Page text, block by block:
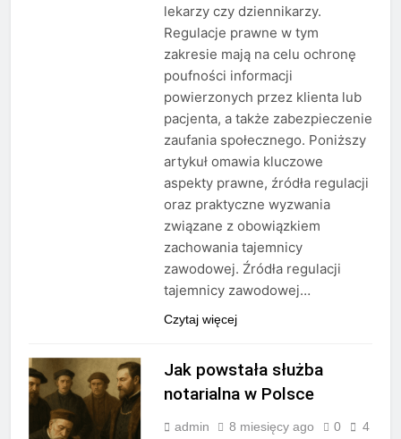
lekarzy czy dziennikarzy.
Regulacje prawne w tym
zakresie mają na celu ochronę
poufności informacji
powierzonych przez klienta lub
pacjenta, a także zabezpieczenie
zaufania społecznego. Poniższy
artykuł omawia kluczowe
aspekty prawne, źródła regulacji
oraz praktyczne wyzwania
związane z obowiązkiem
zachowania tajemnicy
zawodowej. Źródła regulacji
tajemnicy zawodowej…
Czytaj więcej
Jak powstała służba
notarialna w Polsce
admin 8 miesięcy ago 0
4